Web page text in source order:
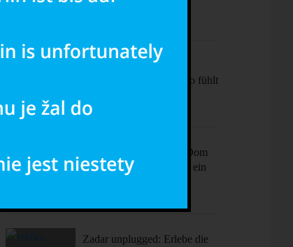
Sehenswürdigkeiten – So fühlt
Ciao Milano! Mehr als Dom
& Mode – Dein Plan für ein
Zadar unplugged: Erlebe die